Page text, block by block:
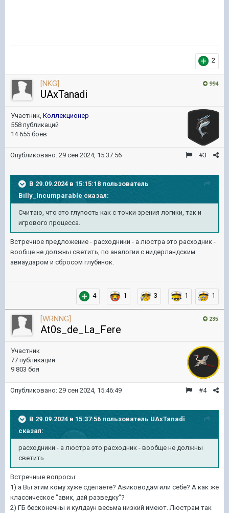
2
994
[NKG]
UAxTanadi
Участник, Коллекционер
558 публикаций
14 655 боёв
#3
Опубликовано: 29 сен 2024, 15:37:56
В 29.09.2024 в 15:15:18 пользователь
Billy_Incumparable сказал:
Считаю, что это глупость как с точки зрения логики, так и
игрового процесса.
Встречное предложение - расходники - а люстра это расходник -
вообще не должны светить, по аналогии с нидерландским
авиаударом и сбросом глубинок.
4 1 3 1 1
235
[WRNNG]
At0s_de_La_Fere
Участник
77 публикаций
9 803 боя
#4
Опубликовано: 29 сен 2024, 15:46:49
В 29.09.2024 в 15:37:56 пользователь UAxTanadi
сказал:
расходники - а люстра это расходник - вообще не должны
светить
Встречные вопросы:
1) а Вы этим кому хуже сделаете? Авиководам или себе? А как же
классическое "авик, дай разведку"?
2) ГБ бесконечны и кулдаун весьма низкий имеют. Люстрам так